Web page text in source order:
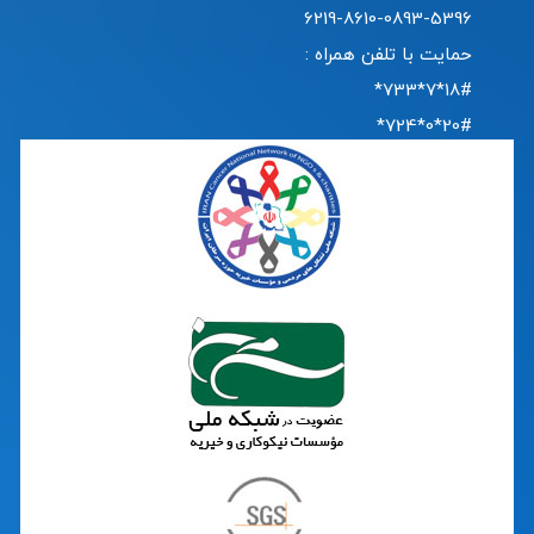
6219-8610-0893-5396
حمایت با تلفن همراه :
18#*7*733*
20#*0*724*